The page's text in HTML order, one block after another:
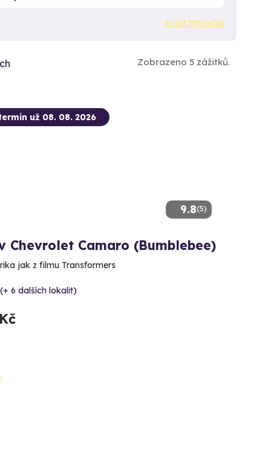
Zrušit filtrování
Zobrazeno 5 zážitků.
9.8(5)
už 08. 08. 2026
Chevrolet Camaro (Bumblebee)
jak z filmu Transformers
6 dalších lokalit)